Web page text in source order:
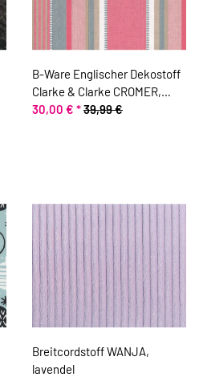
B-Ware Englischer Dekostoff
Clarke & Clarke CROMER,
Streifen-Design, altrosa-grau
30,00 € *39,99 €
Breitcordstoff WANJA,
lavendel